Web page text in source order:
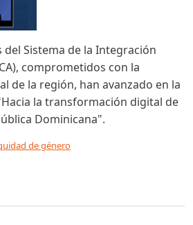
del Sistema de la Integración
comprometidos con la
de la región, han avanzado en la
la transformación digital de
Dominicana".
de género